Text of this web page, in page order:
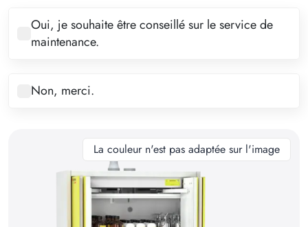
6
7
9
Oui, je souhaite être conseillé sur le service de
maintenance.
Non, merci.
La couleur n'est pas adaptée sur l'image